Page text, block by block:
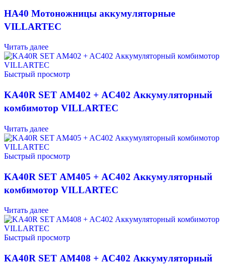
HA40 Мотоножницы аккумуляторные
VILLARTEC
Читать далее
Быстрый просмотр
KА40R SET AM402 + AC402 Аккумуляторный
комбимотор VILLARTEC
Читать далее
Быстрый просмотр
KА40R SET AM405 + AC402 Аккумуляторный
комбимотор VILLARTEC
Читать далее
Быстрый просмотр
KА40R SET AM408 + AC402 Аккумуляторный